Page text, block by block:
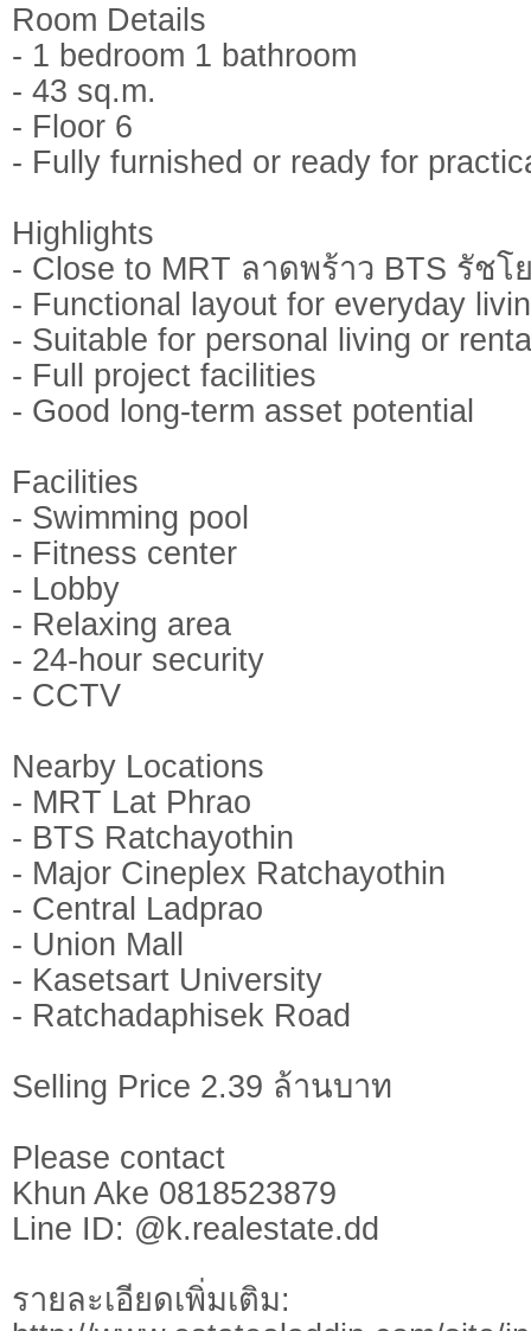
Room Details
- 1 bedroom 1 bathroom
- 43 sq.m.
- Floor 6
- Fully furnished or ready for
Highlights
- Close to MRT ลาดพร้าว BTS รัชโ
- Functional layout for everyday
- Suitable for personal living or
- Full project facilities
- Good long-term asset potential
Facilities
- Swimming pool
- Fitness center
- Lobby
- Relaxing area
- 24-hour security
- CCTV
Nearby Locations
- MRT Lat Phrao
- BTS Ratchayothin
- Major Cineplex Ratchayothin
- Central Ladprao
- Union Mall
- Kasetsart University
- Ratchadaphisek Road
Selling Price 2.39 ล้านบาท
Please contact
Khun Ake 0818523879
Line ID: @k.realestate.dd
รายละเอียดเพิ่มเติม: